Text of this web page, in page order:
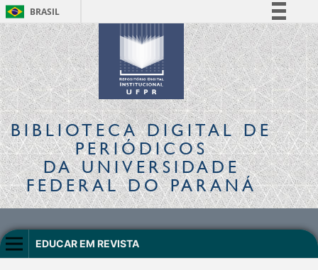
BRASIL
Simplifique!
Comunica BR
Participe
Acesso à informação
Legislação
Canais
BIBLIOTECA DIGITALDE
PERIÓDICOS
DA UNIVERSIDADE
FEDERAL DO PARANÁ
EDUCAR EM REVISTA